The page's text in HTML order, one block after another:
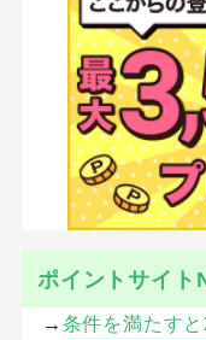
ポイントサイト
→ 条件を満たす